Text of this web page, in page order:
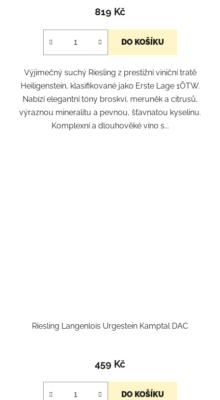
819 Kč
DO KOŠÍKU
Výjimečný suchý Riesling z prestižní viniční tratě
Heiligenstein, klasifikované jako Erste Lage 1ÖTW.
Nabízí elegantní tóny broskví, meruněk a citrusů,
výraznou mineralitu a pevnou, šťavnatou kyselinu.
Komplexní a dlouhověké víno s...
Riesling Langenlois Urgestein Kamptal DAC
459 Kč
DO KOŠÍKU